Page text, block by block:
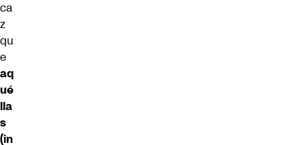
ca
z
qu
e
aq
ué
lla
s
(in